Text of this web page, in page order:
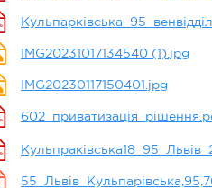
IMG20231017134540 (1).jpg
IMG20230117150401.jpg